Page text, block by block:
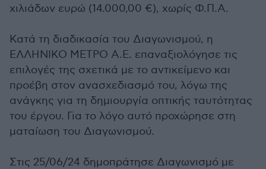
χιλιάδων ευρώ (14.000,00 €), χωρίς Φ.Π.Α.
Κατά τη διαδικασία του Διαγωνισμού, η
ΕΛΛΗΝΙΚΟ ΜΕΤΡΟ Α.Ε. επαναξιολόγησε τις
επιλογές της σχετικά με το αντικείμενο και
προέβη στον ανασχεδιασμό του, λόγω της
ανάγκης για τη δημιουργία οπτικής ταυτότητας
του έργου. Για το λόγο αυτό προχώρησε στη
ματαίωση του Διαγωνισμού.
Στις 25/06/24 δημοπράτησε Διαγωνισμό με